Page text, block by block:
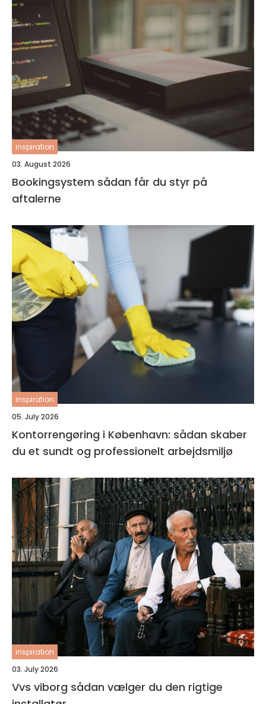
inspiration
03. August 2026
Bookingsystem sådan får du styr på
aftalerne
inspiration
05. July 2026
Kontorrengøring i København: sådan skaber
du et sundt og professionelt arbejdsmiljø
inspiration
03. July 2026
Vvs viborg sådan vælger du den rigtige